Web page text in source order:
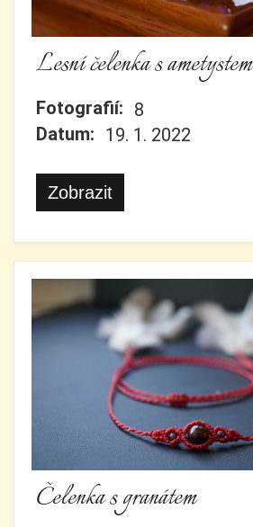
Lesní čelenka s ametystem
Fotografií: 8
Datum: 19. 1. 2022
Zobrazit
Čelenka s granátem